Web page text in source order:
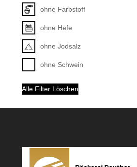
ohne Farbstoff
ohne Hefe
ohne Jodsalz
ohne Schwein
Alle Filter Löschen